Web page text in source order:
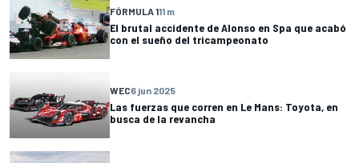
FÓRMULA 111 m
El brutal accidente de Alonso en Spa que acabó
con el sueño del tricampeonato
WEC6 jun 2025
Las fuerzas que corren en Le Mans: Toyota, en
busca de la revancha